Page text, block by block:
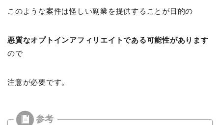
このような案件は怪しい副業を提供することが目的の
悪質なオプトインアフィリエイトである可能性があります
ので
注意が必要です。